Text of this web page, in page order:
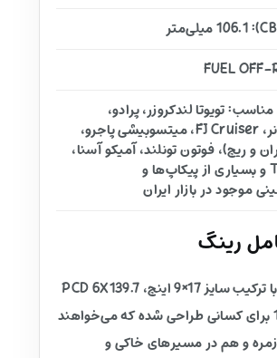
تویوتا لندکروزر، پرادو،
هایلوکس، فورچونر، FJ Cruiser، میتسوبیشی پاجرو،
و ریچ)، فوتون تونلند، آمیکو آسنا،
جک T8، KMC T8 و بسیاری از پیکاپ‌ها و
موجود در بازار ایران
رینگ
این رینگ آفرودی با ترکیب سایز 17×9 اینچ، PCD 6X139.7
و آفست (ET) +12 برای کسانی طراحی شده که می‌خواهند
و هم در مسیرهای خاکی و